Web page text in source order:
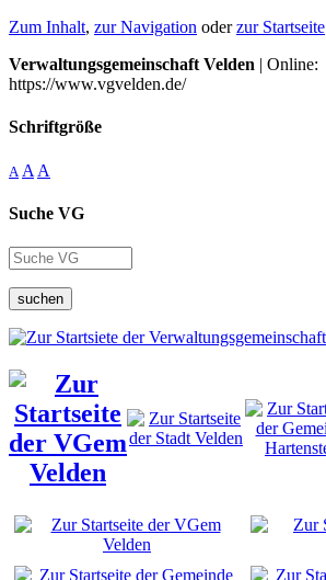
Zum Inhalt, zur Navigation oderzur Startseite
Verwaltungsgemeinschaft Velden | Online:
https://www.vgvelden.de/
Schriftgröße
A A A
Suche VG
suchen